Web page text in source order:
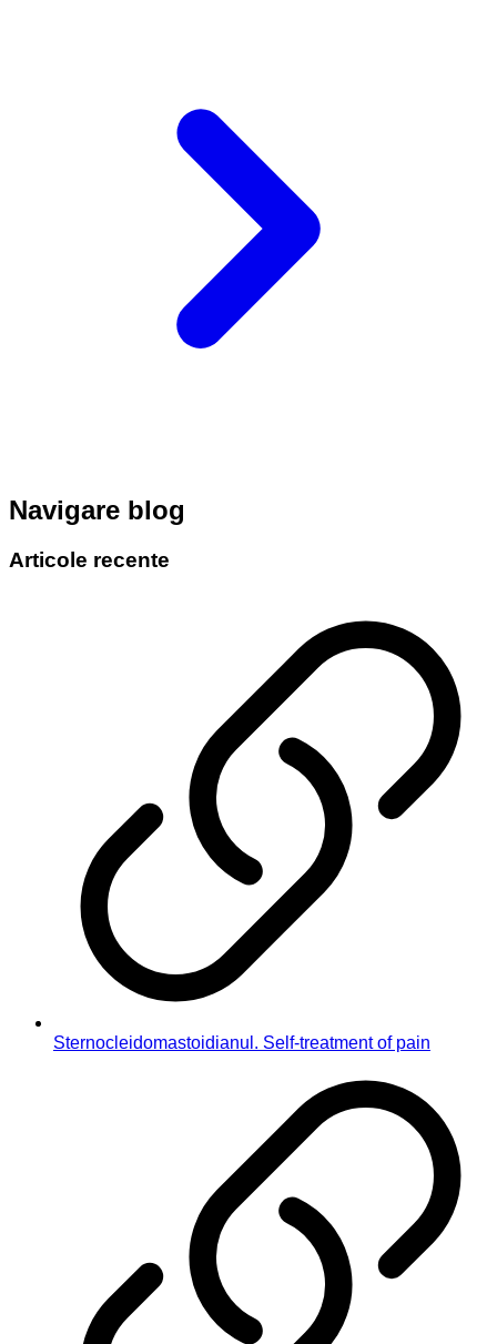
Navigare blog
Articole recente
Sternocleidomastoidianul. Self-treatment of pain